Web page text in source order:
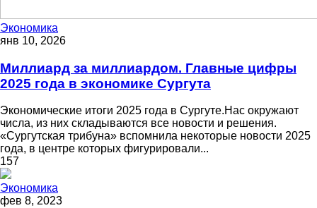
Экономика
янв 10, 2026
Миллиард за миллиардом. Главные цифры
2025 года в экономике Сургута
Экономические итоги 2025 года в Сургуте.Нас окружают
числа, из них складываются все новости и решения.
«Сургутская трибуна» вспомнила некоторые новости 2025
года, в центре которых фигурировали...
157
Экономика
фев 8, 2023